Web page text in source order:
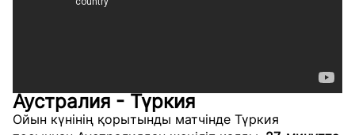
Аустралия - Түркия
Ойын күнінің қорытынды матчінде Түркия